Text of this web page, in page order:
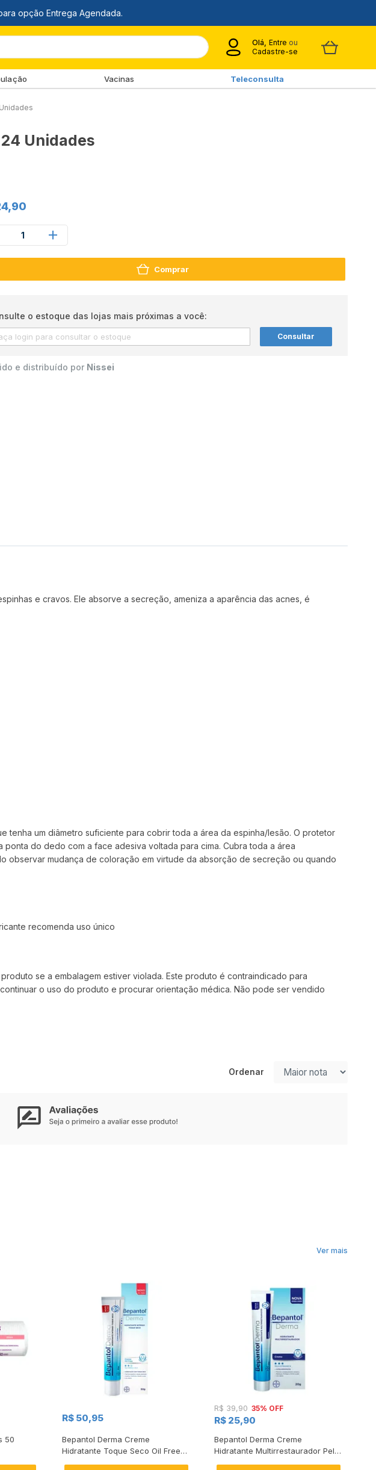
Olá, Entre ou
Cadastre-se
Vacinas Teleconsulta
Unidades
1
Comprar
o estoque das lojas mais próximas a você:
Consultar
e distribuído por Nissei
e cravos. Ele absorve a secreção, ameniza a aparência das acnes, é
tenha um diâmetro suficiente para cobrir toda a área da espinha/lesão. O protetor
do dedo com a face adesiva voltada para cima. Cubra toda a área
mudança de coloração em virtude da absorção de secreção ou quando
recomenda uso único
se a embalagem estiver violada. Este produto é contraindicado para
o uso do produto e procurar orientação médica. Não pode ser vendido
Ordenar
Ver mais
50
R$ 50,95
Bepantol Derma Creme
Hidratante Toque Seco Oil Free
Pele Normal a Seca 30g
R$ 39,90 35% OFF
R$ 25,90
Bepantol Derma Creme
Hidratante Multirrestaurador Pele
Extrasseca 20g